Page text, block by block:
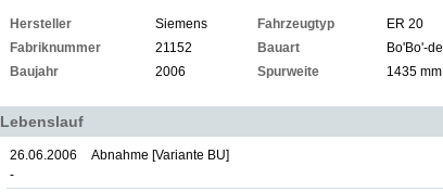
Hersteller Siemens Fahrzeugtyp
ER 20
Fabriknummer
21152 Bauart
Bo'Bo'-de
Baujahr
2006 Spurweite 1435 mm
Lebenslauf
26.06.2006
-
Abnahme [Variante BU]